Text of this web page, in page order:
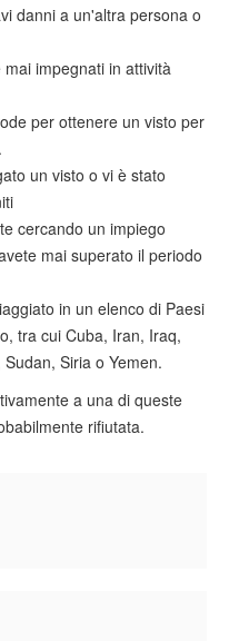
danni a un'altra persona o
impegnati in attività
per ottenere un visto per
un visto o vi è stato
cercando un impiego
mai superato il periodo
in un elenco di Paesi
tra cui Cuba, Iran, Iraq,
Siria o Yemen.
a una di queste
rifiutata.